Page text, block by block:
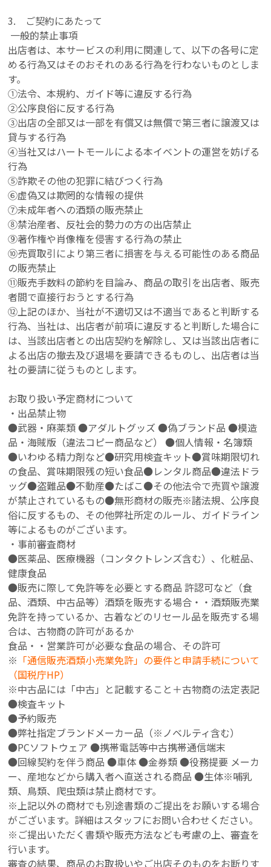
3. ご契約にあたって
一般的禁止事項
出店者は、本サービスの利用に関連して、以下の各号に定
める行為又はそのおそれのある行為を行わないものとしま
す。
①法令、本規約、ガイド等に違反する行為
②公序良俗に反する行為
③出店の全部又は一部を有償又は無償で第三者に譲渡又は
貸与する行為
④当社又はハートモールによる本イベントの運営を妨げる
行為
⑤詐欺その他の犯罪に結びつく行為
⑥虚偽又は欺罔的な情報の提供
⑦未成年者への酒類の販売禁止
⑧禁治産者、反社会的勢力の方の出店禁止
⑨著作権や肖像権を侵害する行為の禁止
⑩売買取引により第三者に損害を与える可能性のある商品
の販売禁止
⑪販売手数料の節約を目論み、商品の取引を出店者、販売
者間で直接行おうとする行為
⑫上記のほか、当社が不適切又は不適当であると判断する
行為、当社は、出店者が前項に違反すると判断した場合に
は、当該出店者との出店契約を解除し、又は当該出店者に
よる出店の撤去及び退場を要請できるものし、出店者は当
社の要請に従うものとします。
お取り扱い予定商材について
・出品禁止物
●武器・麻薬類 ●アダルトグッズ ●偽ブランド品 ●模造
品・海賊版（違法コピー商品など） ●個人情報・名簿類
●いわゆる精力剤など●研究用検査キット●賞味期限切れ
の食品、賞味期限残の短い食品●レンタル商品●違法ドラ
ッグ●盗難品●不動産●たばこ●その他法令で売買や譲渡
が禁止されているもの●無形商材の販売※諸法規、公序良
俗に反するもの、その他弊社所定のルール、ガイドライン
等によるものがございます。
・事前審査商材
●医薬品、医療機器（コンタクトレンズ含む）、化粧品、
健康食品
●販売に際して免許等を必要とする商品 許認可など （食
品、酒類、中古品等）酒類を販売する場合・・酒類販売業
免許を持っているか、古着などのリセール品を販売する場
合は、古物商の許可があるか
食品・・営業許可が必要な食品の場合、その許可
※ 「通信販売酒類小売業免許」の要件と申請手続について
（国税庁HP）
※中古品には「中古」と記載すること＋古物商の法定表記
●検査キット
●予約販売
●弊社指定ブランドメーカー品（※ノベルティ含む）
●PCソフトウェア ●携帯電話等中古携帯通信端末
●回線契約を伴う商品 ●車体 ●金券類 ●役務提要 メーカ
ー、産地などから購入者へ直送される商品 ●生体※哺乳
類、鳥類、爬虫類は禁止商材です。
※上記以外の商材でも別途書類のご提出をお願いする場合
がございます。詳細はスタッフにお問い合わせください。
※ご提出いただく書類や販売方法なども考慮の上、審査を
行います。
審査の結果、商品のお取扱いやご出店そのものをお断りす